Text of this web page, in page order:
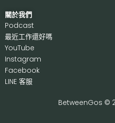
關於我們
Podcast
最近工作還好嗎
YouTube
Instagram
Facebook
LINE 客服
BetweenGos ©